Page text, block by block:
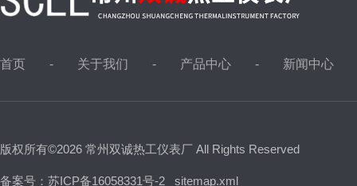
首页 关于我们 产品中心 新闻中心
版权所有©2026 常州双诚热工仪表厂 All Rights Reserved
备案号：苏ICP备16058331号-2 sitemap.xml